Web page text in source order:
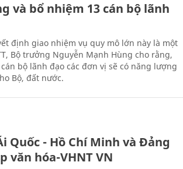
và bổ nhiệm 13 cán bộ lãnh
định giao nhiệm vụ quy mô lớn này là một
Bộ trưởng Nguyễn Mạnh Hùng cho rằng,
bộ lãnh đạo các đơn vị sẽ có năng lượng
Bộ, đất nước.
Quốc - Hồ Chí Minh và Đảng
văn hóa-VHNT VN